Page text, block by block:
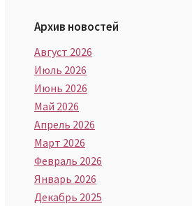
Архив новостей
Август 2026
Июль 2026
Июнь 2026
Май 2026
Апрель 2026
Март 2026
Февраль 2026
Январь 2026
Декабрь 2025